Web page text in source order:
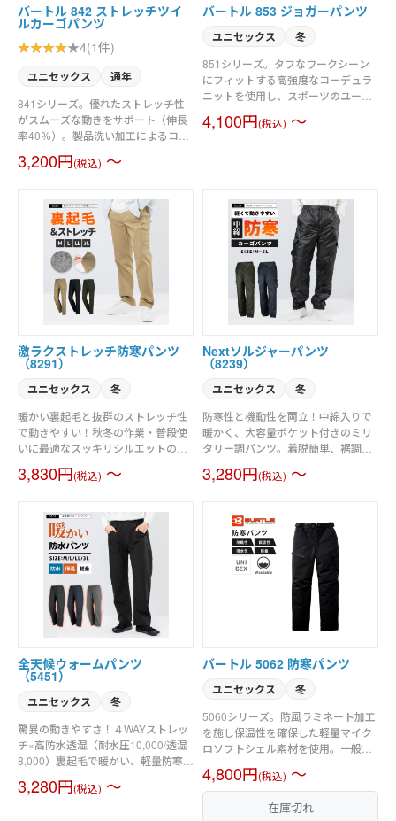
バートル 842 ストレッチツイ
ルカーゴパンツ
4(1件)
ユニセックス 通年
841シリーズ。優れたストレッチ性
がスムーズな動きをサポート（伸長
率40％）。製品洗い加工によるコン
プ。ワークシーンで映える細身のす
ックスの着用に対応。素材／ストレ
ッチツイル（伸長率40％）製品洗い
3,200円(税込) ～
バートル 853 ジョガーパンツ
ユニセックス 冬
851シリーズ。タフなワークシーン
にフィットする高強度なコーデュラ
ニットを使用し、スポーツのユーテ
ア。タフな動きに対応する摩耗強
ーティなルックスと細身なデーパー
ドシルエット。男女ユニセックスの
着用に対応。素材／コーデュラ
NYCOダブルフェイスジャージ（伸
長率40％以上）吸水速乾
4,100円(税込) ～
激ラクストレッチ防寒パンツ
（8291）
ユニセックス 冬
暖かい裏起毛と抜群のストレッチ性
で動きやすい！秋冬の作業・普段使
いに最適なスッキリシルエットのカ
3,830円(税込) ～
Nextソルジャーパンツ
（8239）
ユニセックス 冬
防寒性と機動性を両立！中綿入りで
暖かく、大容量ポケット付きのミリ
タリー調パンツ。着脱簡単、裾調節
3,280円(税込) ～
全天候ウォームパンツ
（5451）
ユニセックス 冬
驚異の動きやすさ！４WAYストレッ
チ×高防水透湿（耐水圧10,000/透湿
8,000）裏起毛で暖かい、軽量防寒レ
3,280円(税込) ～
バートル 5062 防寒パンツ
ユニセックス 冬
5060シリーズ。防風ラミネート加工
を施し保温性を確保した軽量マイク
ロソフトシェル素材を使用。一般の
ャブル機能を配備。重厚なルックス
ながら軽やかなフィッティングを実
現。男女ユニセックスの着用に対
4,800円(税込) ～
在庫切れ